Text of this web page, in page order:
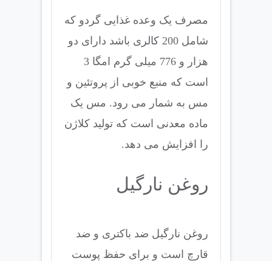
مصرف یک وعده غذایی گردو که
شامل 200 کالری باشد دارای دو
هزار و 776 میلی گرم امگا 3
است که منبع خوبی از پروتئین و
مس به شمار می رود. مس یک
ماده معدنی است که تولید کلاژن
را افزایش می دهد.
روغن نارگیل
روغن نارگیل ضد باکتری و ضد
قارچ است و برای حفظ پوست